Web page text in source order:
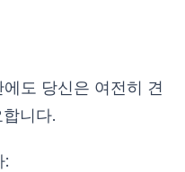
도 당신은 여전히 견
니다.
: